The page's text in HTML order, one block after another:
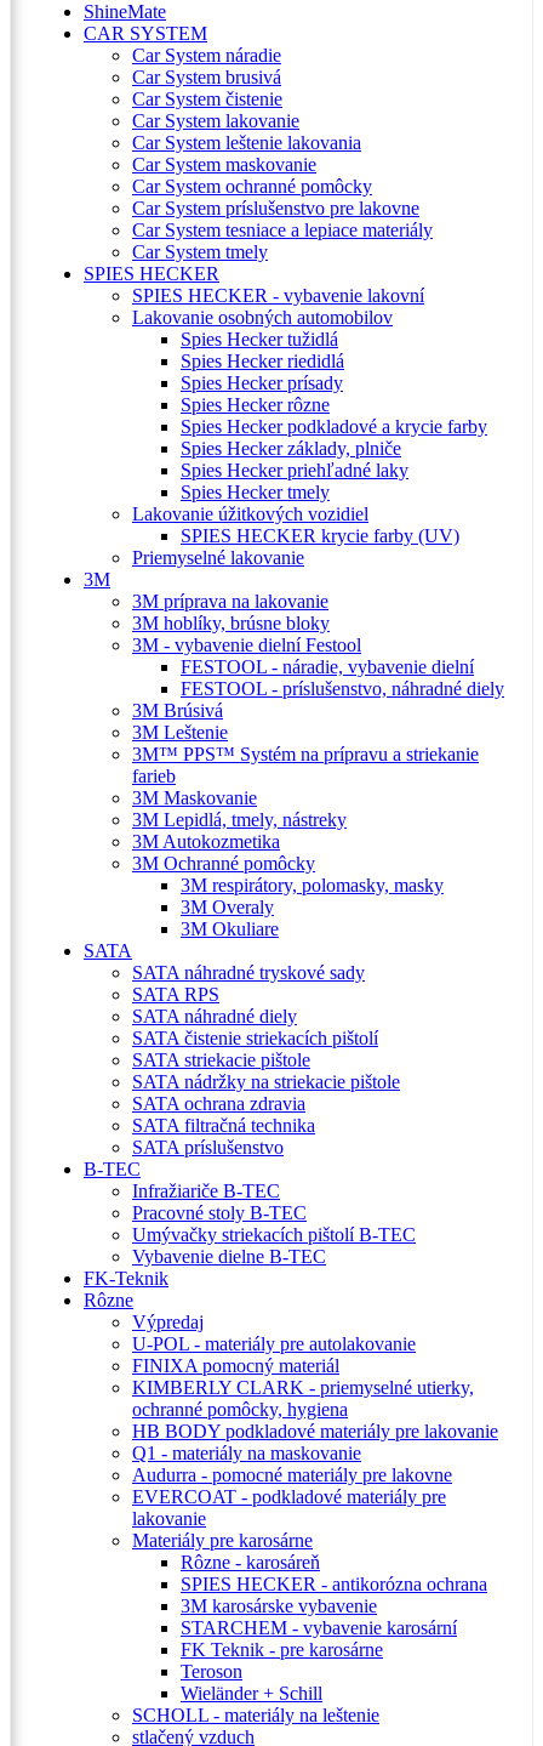
ShineMate
CAR SYSTEM
Car System náradie
Car System brusivá
Car System čistenie
Car System lakovanie
Car System leštenie lakovania
Car System maskovanie
Car System ochranné pomôcky
Car System príslušenstvo pre lakovne
Car System tesniace a lepiace materiály
Car System tmely
SPIES HECKER
SPIES HECKER - vybavenie lakovní
Lakovanie osobných automobilov
Spies Hecker tužidlá
Spies Hecker riedidlá
Spies Hecker prísady
Spies Hecker rôzne
Spies Hecker podkladové a krycie farby
Spies Hecker základy, plniče
Spies Hecker priehľadné laky
Spies Hecker tmely
Lakovanie úžitkových vozidiel
SPIES HECKER krycie farby (UV)
Priemyselné lakovanie
3M
3M príprava na lakovanie
3M hoblíky, brúsne bloky
3M - vybavenie dielní Festool
FESTOOL - náradie, vybavenie dielní
FESTOOL - príslušenstvo, náhradné diely
3M Brúsivá
3M Leštenie
3M™ PPS™ Systém na prípravu a striekanie
farieb
3M Maskovanie
3M Lepidlá, tmely, nástreky
3M Autokozmetika
3M Ochranné pomôcky
3M respirátory, polomasky, masky
3M Overaly
3M Okuliare
SATA
SATA náhradné tryskové sady
SATA RPS
SATA náhradné diely
SATA čistenie striekacích pištolí
SATA striekacie pištole
SATA nádržky na striekacie pištole
SATA ochrana zdravia
SATA filtračná technika
SATA príslušenstvo
B-TEC
Infražiariče B-TEC
Pracovné stoly B-TEC
Umývačky striekacích pištolí B-TEC
Vybavenie dielne B-TEC
FK-Teknik
Rôzne
Výpredaj
U-POL - materiály pre autolakovanie
FINIXA pomocný materiál
KIMBERLY CLARK - priemyselné utierky,
ochranné pomôcky, hygiena
HB BODY podkladové materiály pre lakovanie
Q1 - materiály na maskovanie
Audurra - pomocné materiály pre lakovne
EVERCOAT - podkladové materiály pre
lakovanie
Materiály pre karosárne
Rôzne - karosáreň
SPIES HECKER - antikorózna ochrana
3M karosárske vybavenie
STARCHEM - vybavenie karosární
FK Teknik - pre karosárne
Teroson
Wieländer + Schill
SCHOLL - materiály na leštenie
stlačený vzduch